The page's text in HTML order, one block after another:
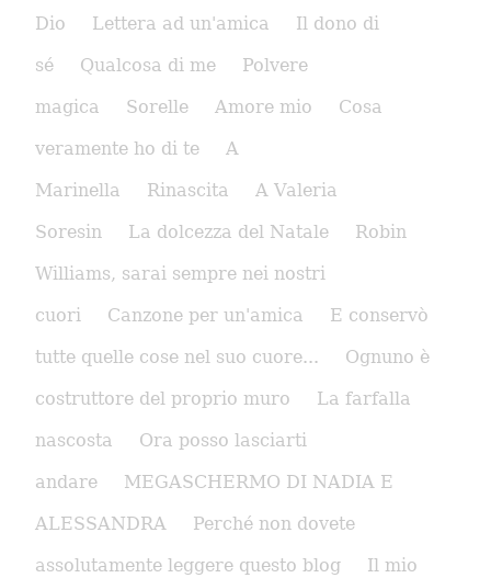
Dio
Lettera ad un'amica
Il dono di
sé
Qualcosa di me
Polvere
magica
Sorelle Amore mio
Cosa
veramente ho di te
A
Marinella
Rinascita
A Valeria
Soresin
La dolcezza del Natale
Robin
Williams, sarai sempre nei nostri
cuori
Canzone per un'amica
E conservò
tutte quelle cose nel suo cuore...
Ognuno è
costruttore del proprio muro
La farfalla
nascosta
Ora posso lasciarti
andare
MEGASCHERMO DI NADIA E
ALESSANDRA
Perché non dovete
assolutamente leggere questo blog
Il mio